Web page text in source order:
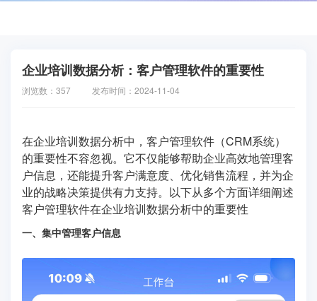
企业培训数据分析：客户管理软件的重要性
浏览数：357 发布时间：2024-11-04
在企业培训数据分析中，客户管理软件（CRM系统）
的重要性不容忽视。它不仅能够帮助企业高效地管理客
户信息，还能提升客户满意度、优化销售流程，并为企
业的战略决策提供有力支持。以下从多个方面详细阐述
客户管理软件在企业培训数据分析中的重要性
一、集中管理客户信息